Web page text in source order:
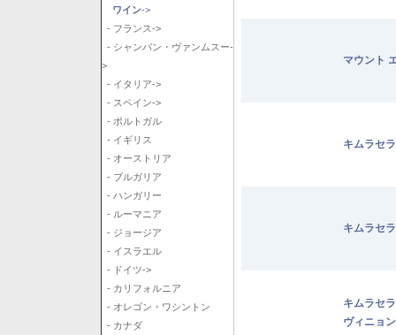
ワイン->
- フランス->
- シャンパン・ヴァンムスー-
>
- イタリア->
- スペイン->
- ポルトガル
- イギリス
- オーストリア
- ブルガリア
- ハンガリー
- ルーマニア
- ジョージア
- イスラエル
- ドイツ->
- カリフォルニア
- オレゴン・ワシントン
- カナダ
マウント
キムラセ
キムラセ
キムラセ
ヴィニョ